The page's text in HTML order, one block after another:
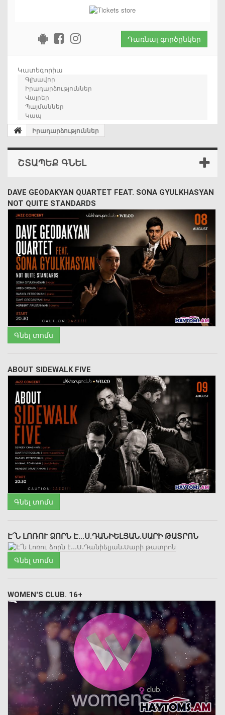
Դառնալ գործընկեր
Կատեգորիա
Գլխավոր
Իրադարձություններ
Վայրեր
Պայմաններ
Կապ
Իրադարձություններ
ՇՏԱՊԵՔ ԳՆԵԼ
DAVE GEODAKYAN QUARTET FEAT. SONA GYULKHASYAN
NOT QUITE STANDARDS
Գնել տոմս
ABOUT SIDEWALK FIVE
Գնել տոմս
Է՜Ն ԼՈՌՈՒ ՁՈՐՆ Է․․․Ս․ԴԱՆԻԵԼՅԱՆ․ՍԱՐԻ ԹԱՏՐՈՆ
Գնել տոմս
WOMEN'S CLUB. 16+